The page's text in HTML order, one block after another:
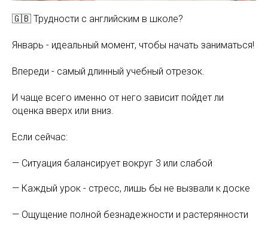
🇬🇧 Трудности с английским в школе?
Январь - идеальный момент, чтобы начать заниматься!
Впереди - самый длинный учебный отрезок.
И чаще всего именно от него зависит пойдет ли
оценка вверх или вниз.
Если сейчас:
— Ситуация балансирует вокруг 3 или слабой
— Каждый урок - стресс, лишь бы не вызвали к доске
— Ощущение полной безнадежности и растерянности